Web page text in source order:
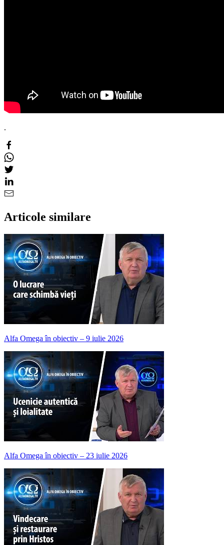
.
Articole similare
Alfa Omega în obiectiv – 9 iulie 2026
Alfa Omega în obiectiv – 23 iulie 2026